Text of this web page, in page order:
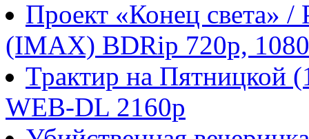
Проект «Конец света»
(IMAX) BDRip 720p,
Трактир на Пятницкой
WEB-DL 2160p